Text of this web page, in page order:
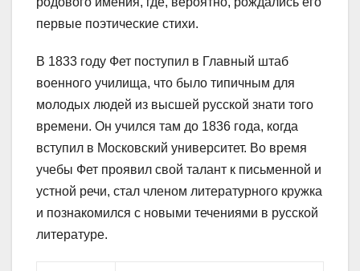
первые поэтические стихи.
В 1833 году Фет поступил в Главный штаб
военного училища, что было типичным для
молодых людей из высшей русской знати того
времени. Он учился там до 1836 года, когда
вступил в Московский университет. Во время
учебы Фет проявил свой талант к письменной и
устной речи, стал членом литературного кружка
и познакомился с новыми течениями в русской
литературе.